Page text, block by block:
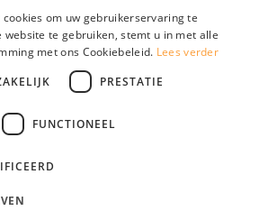
- 2026 Bas Boer Noten
om uw gebruikerservaring te
te gebruiken, stemt u in met alle
met ons Cookiebeleid. Lees verder
PRESTATIE
FUNCTIONEEL